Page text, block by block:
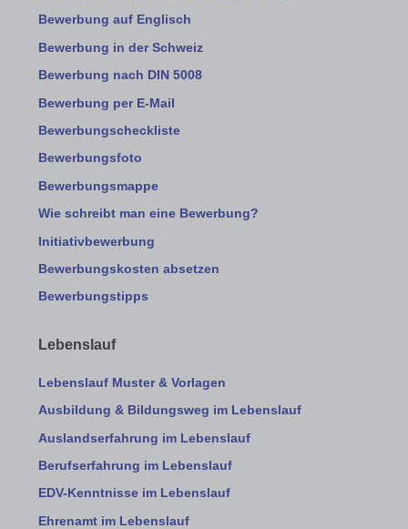
Bewerbung auf Englisch
Bewerbung in der Schweiz
Bewerbung nach DIN 5008
Bewerbung per E-Mail
Bewerbungscheckliste
Bewerbungsfoto
Bewerbungsmappe
Wie schreibt man eine Bewerbung?
Initiativbewerbung
Bewerbungskosten absetzen
Bewerbungstipps
Lebenslauf
Lebenslauf Muster & Vorlagen
Ausbildung & Bildungsweg im Lebenslauf
Auslandserfahrung im Lebenslauf
Berufserfahrung im Lebenslauf
EDV-Kenntnisse im Lebenslauf
Ehrenamt im Lebenslauf